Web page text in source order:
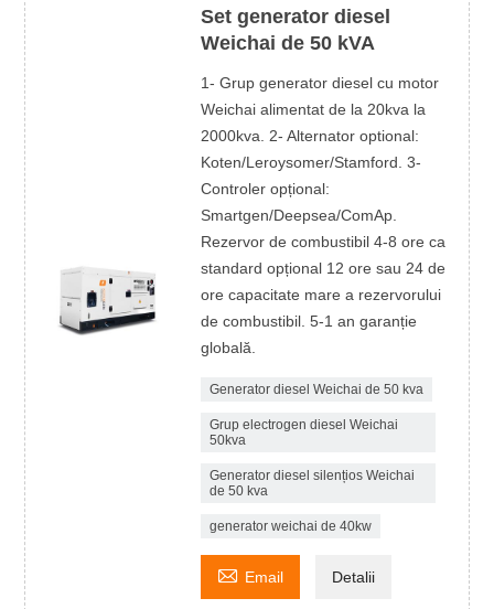
Set generator diesel
Weichai de 50 kVA
1- Grup generator diesel cu motor
Weichai alimentat de la 20kva la
2000kva. 2- Alternator optional:
Koten/Leroysomer/Stamford. 3-
Controler opțional:
Smartgen/Deepsea/ComAp.
Rezervor de combustibil 4-8 ore ca
standard opțional 12 ore sau 24 de
ore capacitate mare a rezervorului
de combustibil. 5-1 an garanție
globală.
Generator diesel Weichai de 50 kva
Grup electrogen diesel Weichai
50kva
Generator diesel silențios Weichai
de 50 kva
generator weichai de 40kw
 Email Detalii